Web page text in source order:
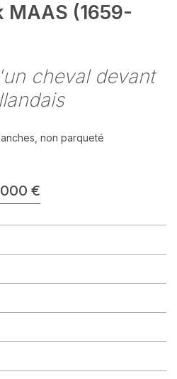
MAAS (1659-
cheval devant
non parqueté
€